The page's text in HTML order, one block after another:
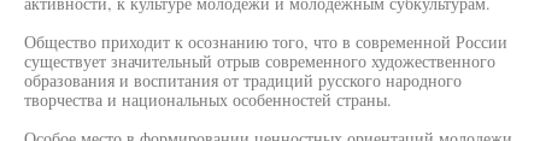
Общество приходит к осознанию того, что в современной России
существует значительный отрыв современного художественного
образования и воспитания от традиций русского народного
творчества и национальных особенностей страны.